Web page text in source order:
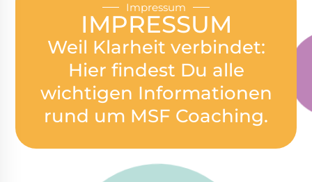
Impressum
IMPRESSUM
Weil Klarheit verbindet:
Hier findest Du alle
wichtigen Informationen
rund um MSF Coaching.